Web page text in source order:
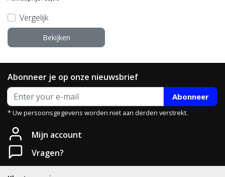
Vergelijk
Bekijken
Abonneer je op onze nieuwsbrief
Abonneer
* Uw persoonsgegevens worden niet aan derden verstrekt.
Mijn account
Vragen?